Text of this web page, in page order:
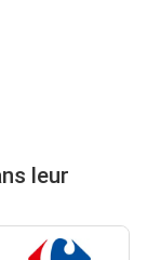
leur